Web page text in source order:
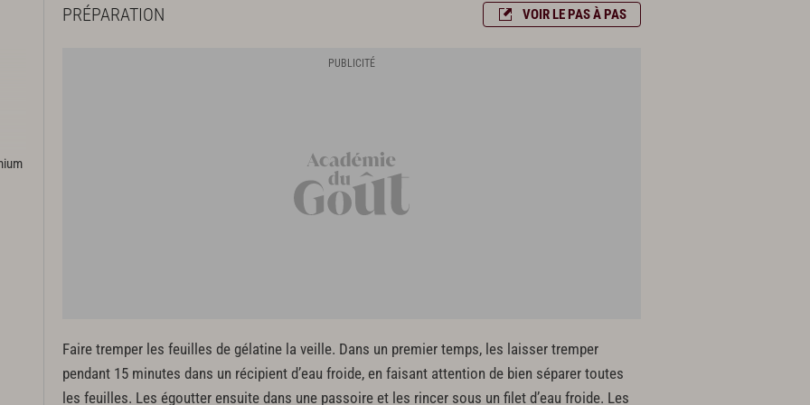
PRÉPARATION VOIR LE PAS À PAS
Faire tremper les feuilles de gélatine la veille. Dans un premier temps, les laisser tremper
pendant 15 minutes dans un récipient d’eau froide, en faisant attention de bien séparer toutes
les feuilles. Les égoutter ensuite dans une passoire et les rincer sous un filet d’eau froide. Les